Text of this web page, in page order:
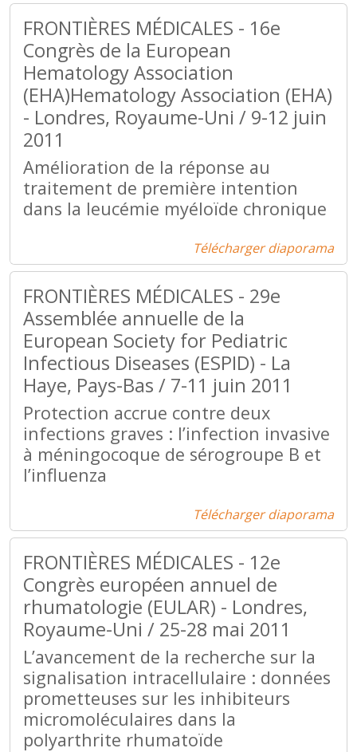
FRONTIÈRES MÉDICALES - 16e
Congrès de la European
Hematology Association
(EHA)Hematology Association (EHA)
- Londres, Royaume-Uni / 9-12 juin
2011
Amélioration de la réponse au
traitement de première intention
dans la leucémie myéloïde chronique
Télécharger diaporama
FRONTIÈRES MÉDICALES - 29e
Assemblée annuelle de la
European Society for Pediatric
Infectious Diseases (ESPID) - La
Haye, Pays-Bas / 7-11 juin 2011
Protection accrue contre deux
infections graves : l’infection invasive
à méningocoque de sérogroupe B et
l’influenza
Télécharger diaporama
FRONTIÈRES MÉDICALES - 12e
Congrès européen annuel de
rhumatologie (EULAR) - Londres,
Royaume-Uni / 25-28 mai 2011
L’avancement de la recherche sur la
signalisation intracellulaire : données
prometteuses sur les inhibiteurs
micromoléculaires dans la
polyarthrite rhumatoïde